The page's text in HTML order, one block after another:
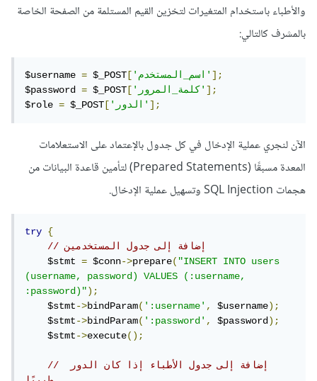
والأطباء باستخدام المتغيرات لتخزين القيم المستلمة من الصفحة الخاصة
بالمشرف كالتالي:
$username = $_POST [ 'اسم_المستخدم'];
$password = $_POST [ 'كلمة_المرور'];
$role = $_POST [ 'الدور'];
الآن لنجري عملية الإدخال في كل جدول بالإعتماد على الاستعلامات
المعدة مسبقًا (Prepared Statements) لتأمين قاعدة البيانات من
هجمات SQL Injection وتسهيل عملية الإدخال.
try
{
// إضافة إلى جدول المستخدمين
    $stmt
= $conn->prepare("INSERT INTO users
(username, password) VALUES (:username,
:password)");
    $stmt
->bindParam(':username', $username);
    $stmt
->bindParam(':password', $password);
    $stmt
->execute();
// إضافة إلى جدول الأطباء إذا كان الدور